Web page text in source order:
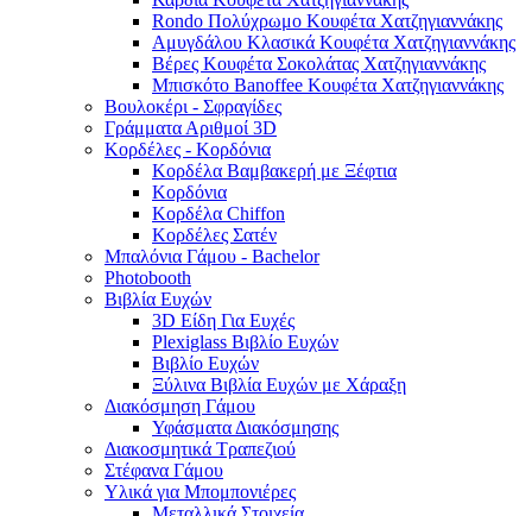
Rondo Πολύχρωμο Κουφέτα Χατζηγιαννάκης
Αμυγδάλου Κλασικά Κουφέτα Χατζηγιαννάκης
Βέρες Κουφέτα Σοκολάτας Χατζηγιαννάκης
Μπισκότο Banoffee Κουφέτα Χατζηγιαννάκης
Βουλοκέρι - Σφραγίδες
Γράμματα Αριθμοί 3D
Κορδέλες - Κορδόνια
Κορδέλα Βαμβακερή με Ξέφτια
Κορδόνια
Κορδέλα Chiffon
Κορδέλες Σατέν
Μπαλόνια Γάμου - Bachelor
Photobooth
Βιβλία Ευχών
3D Είδη Για Ευχές
Plexiglass Βιβλίο Ευχών
Βιβλίο Ευχών
Ξύλινα Βιβλία Ευχών με Χάραξη
Διακόσμηση Γάμου
Υφάσματα Διακόσμησης
Διακοσμητικά Τραπεζιού
Στέφανα Γάμου
Υλικά για Μπομπονιέρες